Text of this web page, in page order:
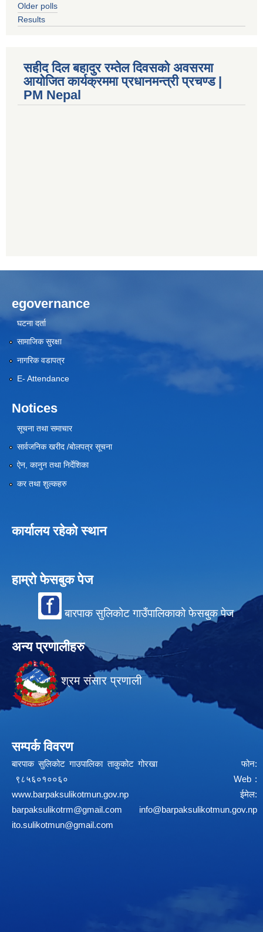
Older polls
Results
सहीद दिल बहादुर रम्तेल दिवसको अवसरमा
आयोजित कार्यक्रममा प्रधानमन्त्री प्रचण्ड |
PM Nepal
egovernance
घटना दर्ता
सामाजिक सुरक्षा
नागरिक वडापत्र
E- Attendance
Notices
सूचना तथा समाचार
सार्वजनिक खरीद /बोलपत्र सूचना
ऐन, कानुन तथा निर्देशिका
कर तथा शुल्कहरु
कार्यालय रहेको स्थान
हाम्रो फेसबुक पेज
बारपाक सुलिकोट गाउँपालिकाको फेसबुक पेज
अन्य प्रणालीहरु
श्रम संसार प्रणाली
सम्पर्क विवरण
बारपाक सुलिकोट गाउपालिका ताकुकोट गोरखा फोन:
९८५६०१००६० Web :
www.barpaksulikotmun.gov.np
ईमेल:
barpaksulikotrm@gmail.com
info@barpaksulikotmun.gov.np
ito.sulikotmun@gmail.com